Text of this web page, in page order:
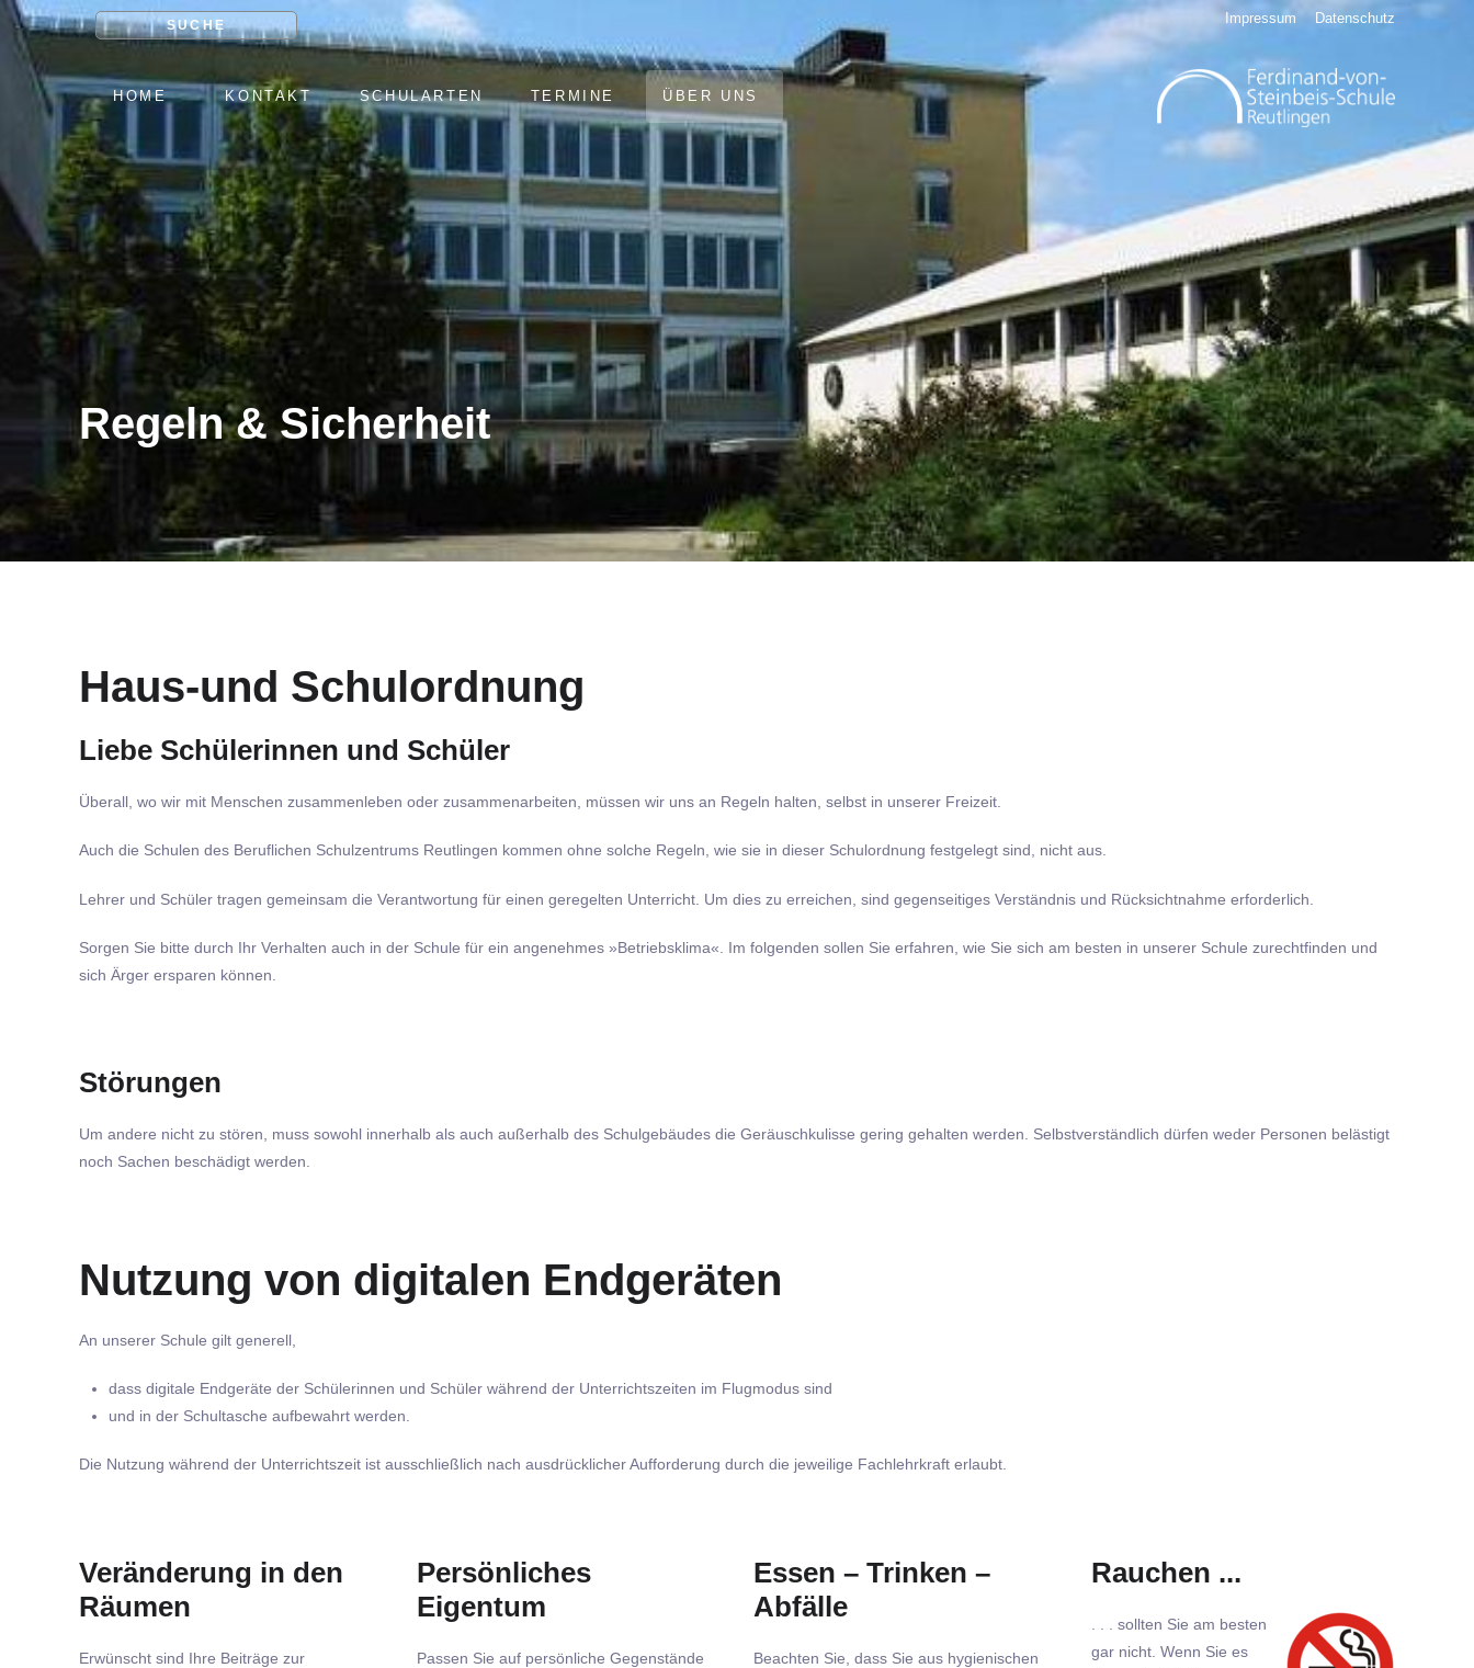
SUCHE Impressum Datenschutz
NAVIGATION
ÜBERSPRINGEN
HOME KONTAKT SCHULARTEN TERMINE ÜBER UNS
Regeln & Sicherheit
Haus-und Schulordnung
Liebe Schülerinnen und Schüler
Überall, wo wir mit Menschen zusammenleben oder zusammenarbeiten, müssen wir uns an Regeln halten, selbst in unserer Freizeit.
Auch die Schulen des Beruflichen Schulzentrums Reutlingen kommen ohne solche Regeln, wie sie in dieser Schulordnung festgelegt sind, nicht aus.
Lehrer und Schüler tragen gemeinsam die Verantwortung für einen geregelten Unterricht. Um dies zu erreichen, sind gegenseitiges Verständnis und Rücksichtnahme erforderlich.
Sorgen Sie bitte durch Ihr Verhalten auch in der Schule für ein angenehmes »Betriebsklima«. Im folgenden sollen Sie erfahren, wie Sie sich am besten in unserer Schule zurechtfinden und
sich Ärger ersparen können.
Störungen
Um andere nicht zu stören, muss sowohl innerhalb als auch außerhalb des Schulgebäudes die Geräuschkulisse gering gehalten werden. Selbstverständlich dürfen weder Personen belästigt
noch Sachen beschädigt werden.
Nutzung von digitalen Endgeräten
An unserer Schule gilt generell,
dass digitale Endgeräte der Schülerinnen und Schüler während der Unterrichtszeiten im Flugmodus sind
und in der Schultasche aufbewahrt werden.
Die Nutzung während der Unterrichtszeit ist ausschließlich nach ausdrücklicher Aufforderung durch die jeweilige Fachlehrkraft erlaubt.
Veränderung in den
Räumen
Erwünscht sind Ihre Beiträge zur
Persönliches
Eigentum
Passen Sie auf persönliche Gegenstände
Essen – Trinken –
Abfälle
Beachten Sie, dass Sie aus hygienischen
Rauchen ...
. . . sollten Sie am besten
gar nicht. Wenn Sie es